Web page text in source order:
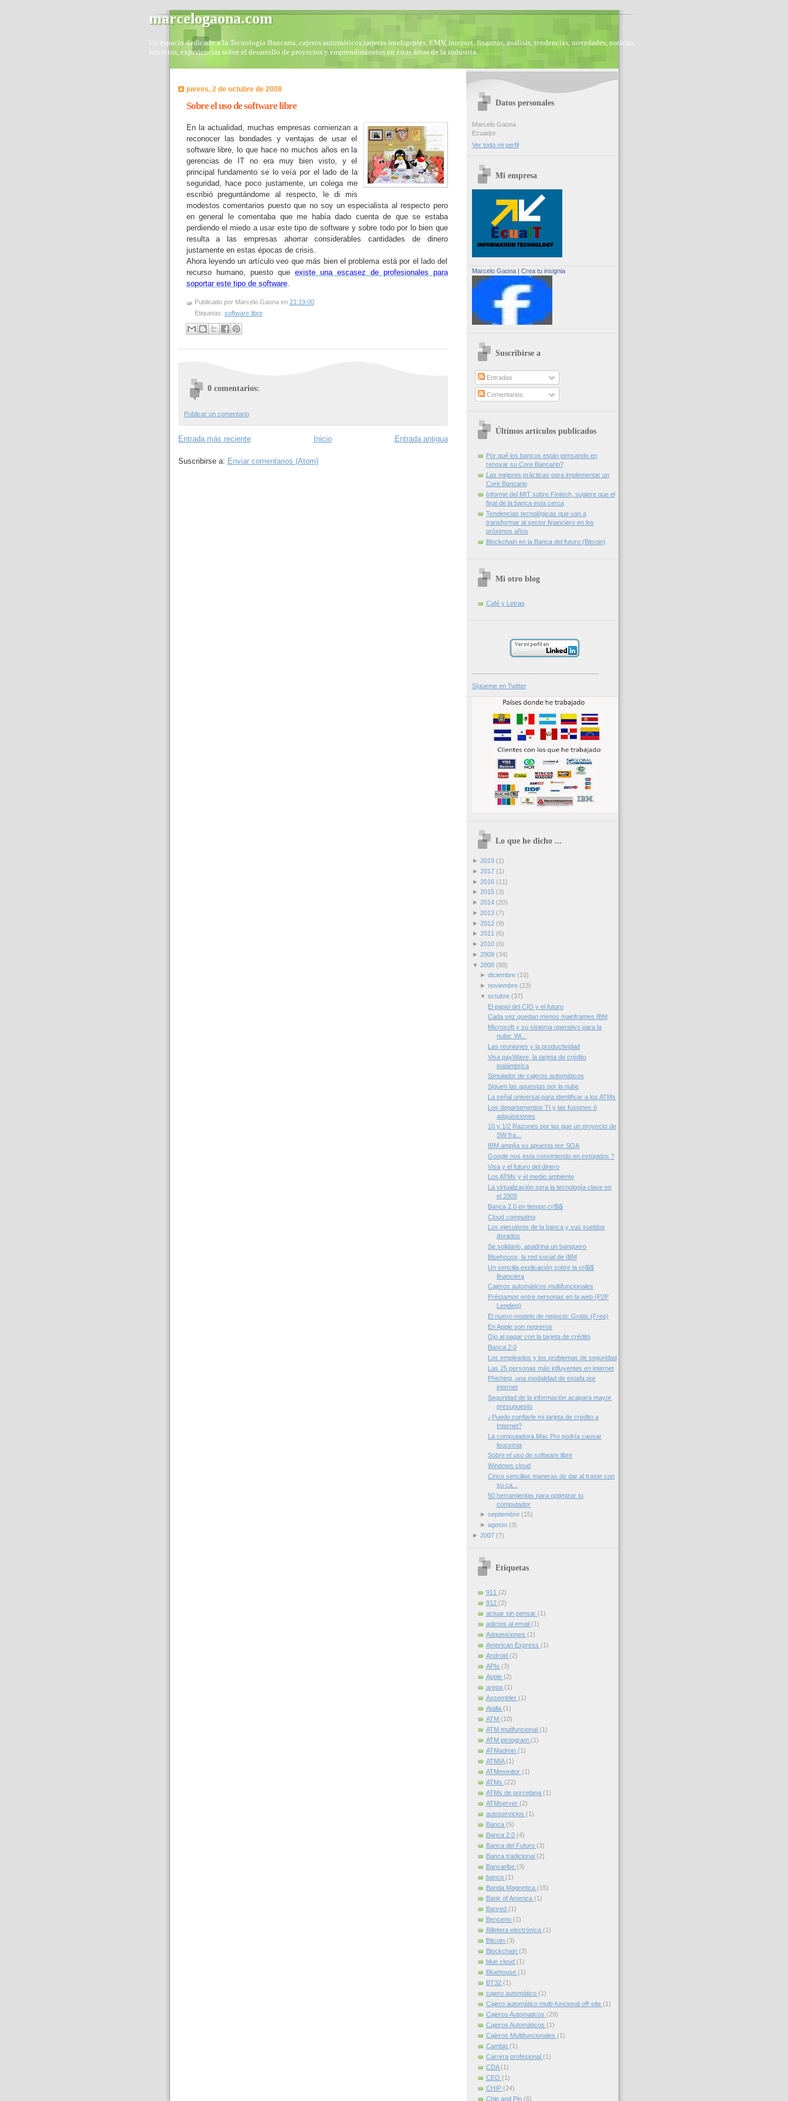
marcelogaona.com
Un espacio dedicado a la Tecnología Bancaria, cajeros automáticos,tarjetas inteligentes, EMV, internet, finanzas, análisis, tendencias, novedades, noticias,
servicios, experiencias sobre el desarrollo de proyectos y emprendimientos en éstas áreas de la industria.
jueves, 2 de octubre de 2008
Sobre el uso de software libre
En la actualidad, muchas empresas comienzan a
reconocer las bondades y ventajas de usar el
software libre, lo que hace no muchos años en la
gerencias de IT no era muy bien visto, y el
principal fundamento se lo veía por el lado de la
seguridad, hace poco justamente, un colega me
escribió preguntándome al respecto, le di mis
modestos comentarios puesto que no soy un especialista al respecto pero
en general le comentaba que me había dado cuenta de que se estaba
perdiendo el miedo a usar este tipo de software y sobre todo por lo bien que
resulta a las empresas ahorrar considerables cantidades de dinero
justamente en estas épocas de crisis.
Ahora leyendo un artículo veo que más bien el problema está por el lado del
recurso humano, puesto que existe una escasez de profesionales para
soportar este tipo de software.
Publicado por Marcelo Gaona en 21:19:00
Etiquetas: software libre
0 comentarios:
Publicar un comentario
Entrada más reciente Entrada antigua
Inicio
Suscribirse a: Enviar comentarios (Atom)
Datos personales
Marcelo Gaona
Ecuador
Ver todo mi perfil
Mi empresa
Marcelo Gaona| Crea tu insignia
Suscribirse a
Entradas
Comentarios
Últimos artículos publicados
Por qué los bancos están pensando en
renovar su Core Bancario?
Las mejores prácticas para implementar un
Core Bancario
Informe del MIT sobre Fintech, sugiere que el
final de la banca esta cerca
Tendencias tecnológicas que van a
transformar al sector financiero en los
próximos años
Blockchain en la Banca del futuro (Bitcoin)
Mi otro blog
Café y Letras
Sígueme en Twitter
Lo que he dicho ...
► 2019 (1)
► 2017 (1)
► 2016 (11)
► 2015 (3)
► 2014 (20)
► 2013 (7)
► 2012 (9)
► 2011 (6)
► 2010 (6)
► 2009 (34)
▼ 2008 (88)
► diciembre (10)
► noviembre (23)
▼ octubre (37)
El papel del CIO y el futuro
Cada vez quedan menos mainframes IBM
Microsoft y su sistema operativo para la
nube: Wi...
Las reuniones y la productividad
Visa payWave, la tarjeta de crédito
inalámbrica
Simulador de cajeros automáticos
Siguen las apuestas por la nube
La señal universal para identificar a los ATMs
Los departamentos TI y las fusiones ó
adquisiciones
10 y 1/2 Razones por las que un proyecto de
SW fra...
IBM amplía su apuesta por SOA
Google nos esta convirtiendo en estúpidos ?
Visa y el futuro del dinero
Los ATMs y el medio ambiente
La virtualización sera la tecnología clave en
el 2009
Banca 2.0 en tiempo cri$i$
Cloud computing
Los ejecutivos de la banca y sus sueldos
dorados
Se solidario, apadrina un banquero
Bluehouse, la red social de IBM
Un sencilla explicación sobre la cri$i$
financiera
Cajeros automáticos multifuncionales
Préstamos entre personas en la web (P2P
Lending)
El nuevo modelo de negocio: Gratis (Free)
En Apple son negreros
Ojo al pagar con la tarjeta de crédito
Banca 2.0
Los empleados y los problemas de seguridad
Las 25 personas más influyentes en internet
Phishing, una modalidad de estafa por
internet
Seguridad de la información acapara mayor
presupuesto
¿Puedo confiarle mi tarjeta de crédito a
Internet?
La computadora Mac Pro podría causar
leucemia
Sobre el uso de software libre
Windows cloud
Cinco sencillas maneras de dar al traste con
su ca...
50 herramientas para optimizar tu
computador
► septiembre (15)
► agosto (3)
► 2007 (7)
Etiquetas
911 (2)
912 (2)
actuar sin pensar (1)
adictos al email (1)
Adquisiciones (1)
American Express (1)
Android (2)
APIs (3)
Apple (2)
arepa (1)
Assembler (1)
Atalla (1)
ATM (10)
ATM mutifuncional (1)
ATM pictogram (1)
ATMadmin (1)
ATMIA(1)
ATMmonitor (1)
ATMs (22)
ATMs de porcelana (1)
ATMserver (2)
autoservicios (1)
Banca (5)
Banca 2.0 (4)
Banca del Futuro (3)
Banca tradicional (2)
Bancaribe (3)
banco (1)
Banda Magnetica (15)
Bank of America (1)
Banred (1)
Benceno (1)
Billetera electrónica (1)
Bitcoin (3)
Blockchain (3)
blue cloud (1)
Bluehouse (1)
BT32 (1)
cajero automático (1)
Cajero automático multi-funcional off-site (1)
Cajeros Automaticos (29)
Cajeros Automáticos (1)
Cajeros Multifuncionales (1)
Cambio (1)
Carrera profesional (1)
CDA(1)
CEO (1)
CHIP (24)
Chip and Pin (6)